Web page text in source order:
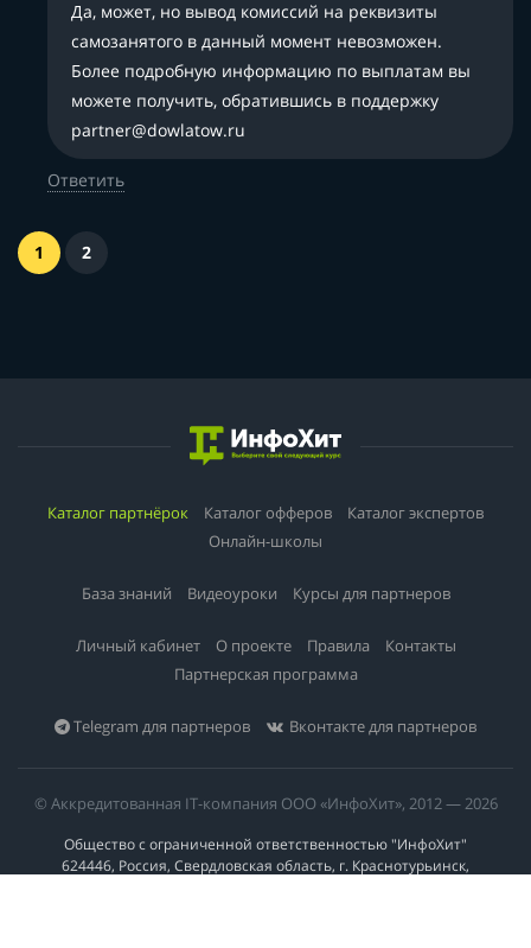
Да, может, но вывод комиссий на реквизиты
самозанятого в данный момент невозможен.
Более подробную информацию по выплатам вы
можете получить, обратившись в поддержку
partner@dowlatow.ru
Ответить
1 2
Каталог партнёрок Каталог офферов
Каталог экспертов
Онлайн-школы
База знаний Видеоуроки Курсы для партнеров
Личный кабинет О проекте Правила
Контакты
Партнерская программа
Telegram для партнеров Вконтакте для партнеров
© Аккредитованная IT-компания ООО «ИнфоХит», 2012 — 2026
Общество с ограниченной ответственностью "ИнфоХит"
624446, Россия, Свердловская область, г. Краснотурьинск,